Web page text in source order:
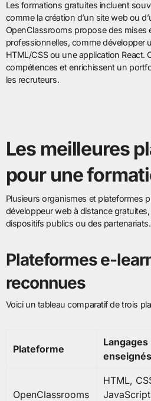
Les formations gratuites incluent
comme la création d’un site web ou
OpenClassrooms propose des mises
professionnelles, comme développer
HTML/CSS ou une application React.
compétences et enrichissent un
les recruteurs.
Les meilleures
pour une
Plusieurs organismes et plateformes
développeur web à distance
dispositifs publics ou des partenariats.
Plateformes e-
reconnues
Voici un tableau comparatif de trois
Plateforme
Langages
enseignés
OpenClassrooms
HTML,